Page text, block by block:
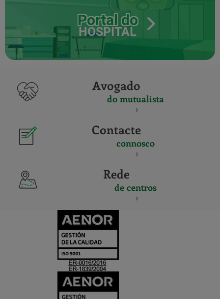
Portal do
HOSPITAL
Avogado
do mutualista
Contacte
connosco
Rede
de centros